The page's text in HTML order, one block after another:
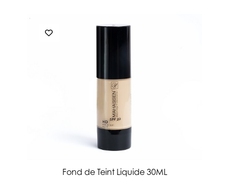
Fond de Teint Liquide 30ML